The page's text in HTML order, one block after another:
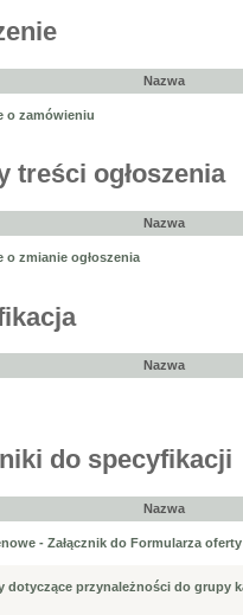
Nazwa
o zamówieniu
treści ogłoszenia
Nazwa
o zmianie ogłoszenia
Nazwa
do specyfikacji
Nazwa
- Załącznik do Formularza oferty
dotyczące przynależności do grupy